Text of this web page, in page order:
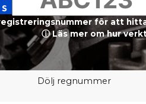
för att
ⓘ Läs mer om hur
Dölj regnummer